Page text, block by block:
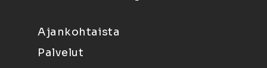
Ajankohtaista
Palvelut